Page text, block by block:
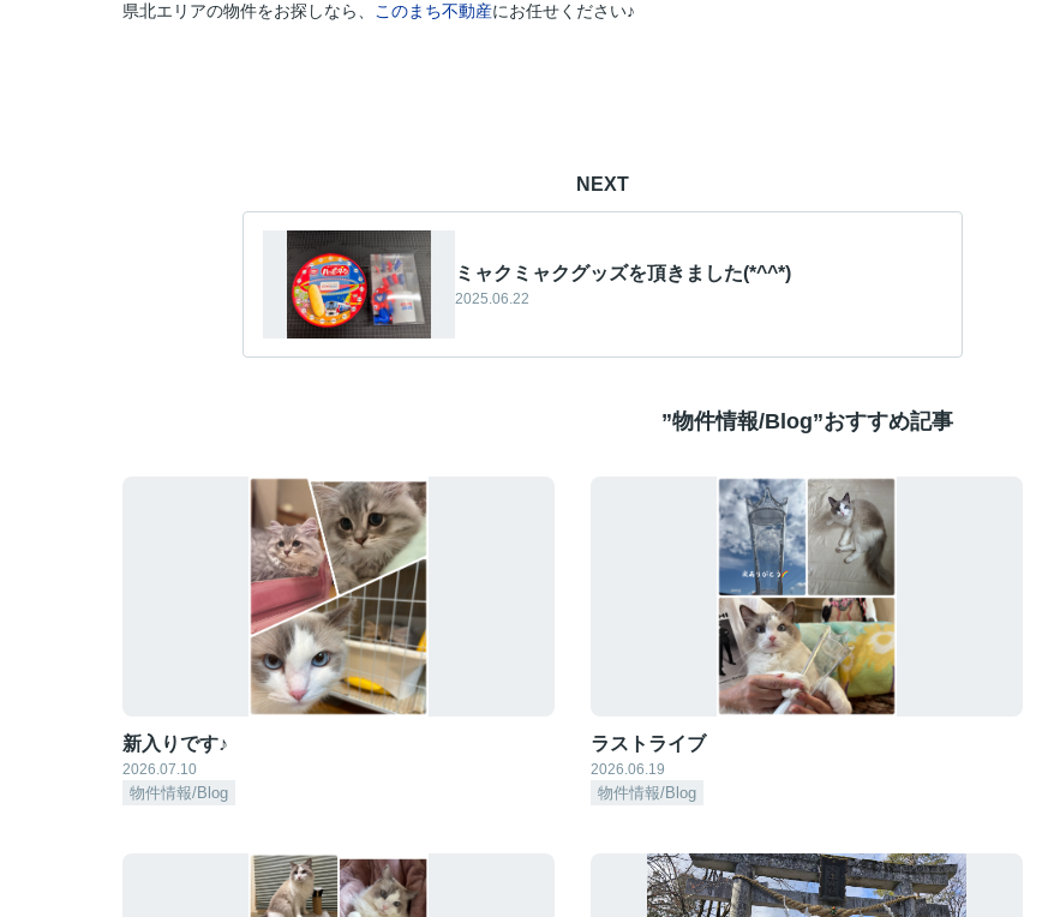
県北エリアの物件をお探しなら、
このまち不動産にお任せください♪
NEXT
ミャクミャクグッズを頂きました(*^^*)
2025.06.22
”物件情報/Blog”おすすめ記事
新入りです♪
2026.07.10
物件情報/Blog
ラストライブ
2026.06.19
物件情報/Blog